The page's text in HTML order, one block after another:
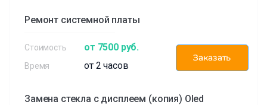
Ремонт системной платы
от 7500 руб.
от 2 часов
Заказать
Замена стекла с дисплеем (копия) Oled